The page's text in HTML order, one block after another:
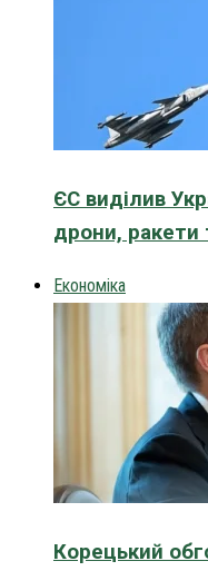
ЄС виділив
дрони, ракети
Економіка
Корецький